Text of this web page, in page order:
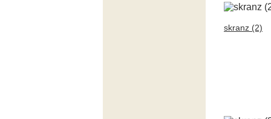
skranz (2)